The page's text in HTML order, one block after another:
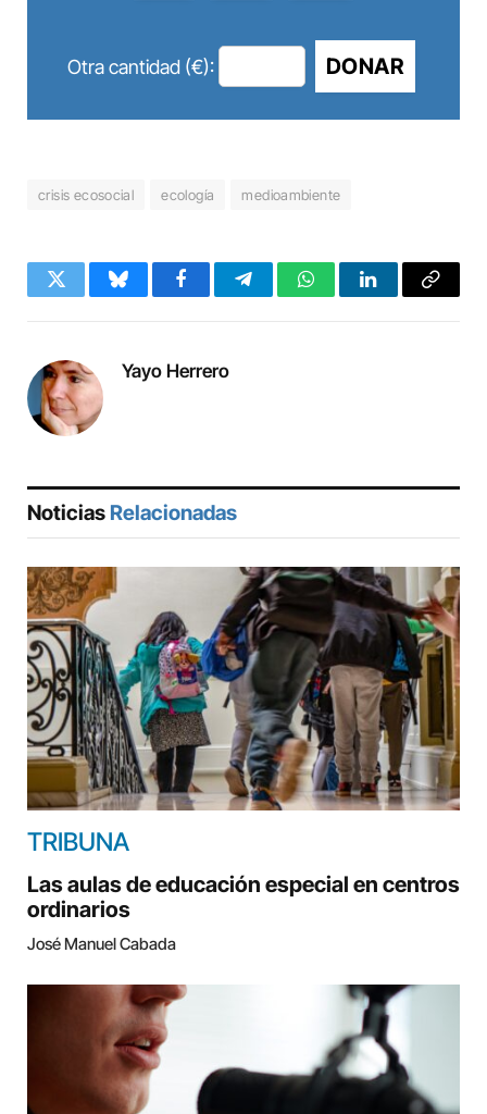
Otra cantidad (€): DONAR
crisis ecosocial ecología medioambiente
Twitter BlueskyFacebookTelegramWhatsAppLinkedInCopy
Yayo Herrero
Noticias Relacionadas
TRIBUNA
Las aulas de educación especial en centros
ordinarios
José Manuel Cabada